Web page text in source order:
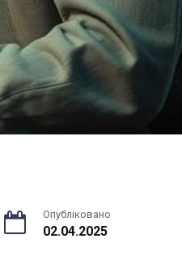
Опубліковано
02.04.2025